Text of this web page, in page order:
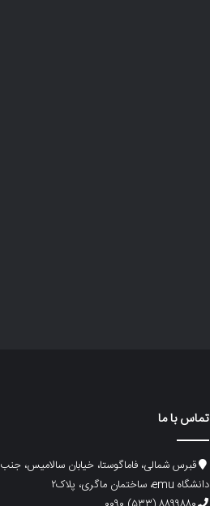
تماس با ما
قبرس شمالی، فاماگوستا، خیابان سالامیس، جنب
دانشگاه emu، ساختمان ماگری، پلاک۲